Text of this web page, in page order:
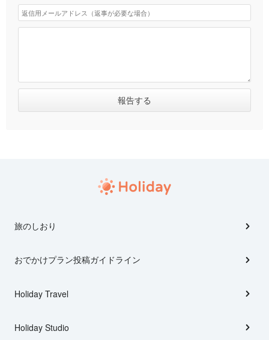
旅のしおり
おでかけプラン投稿ガイドライン
Holiday Travel
Holiday Studio